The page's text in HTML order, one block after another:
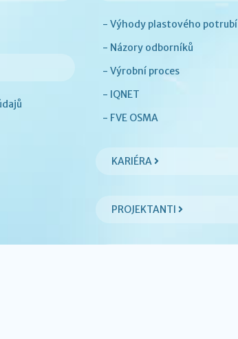
- Výhody plastového potrubí
- Názory odborníků
- Výrobní proces
- IQNET
- FVE OSMA
KARIÉRA
PROJEKTANTI